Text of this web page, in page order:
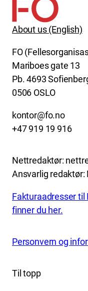
About us (English)
FO
Mariboes gate 13
Pb. 4693
0506 OSLO
kontor@fo.no
+47 919 19 916
Nettredaktør:
Ansvarlig redaktør:
Fakturaadresser til
finner du her.
Personvern og
Til topp